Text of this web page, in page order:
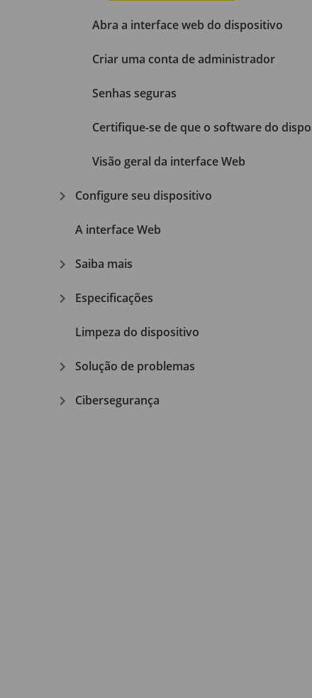
Abra a interface web do dispositivo
Criar uma conta de administrador
Senhas seguras
Certifique-se de que o software do
Visão geral da interface Web
Configure seu dispositivo
A interface Web
Saiba mais
Especificações
Limpeza do dispositivo
Solução de problemas
Cibersegurança